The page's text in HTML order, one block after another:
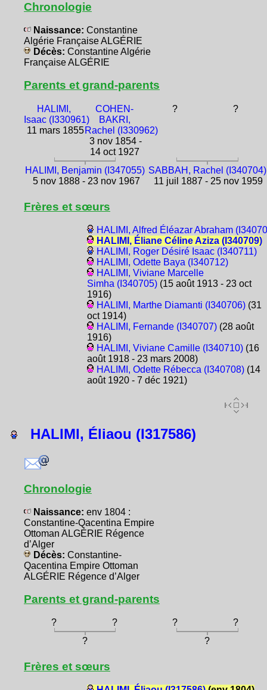
Chronologie
Naissance: Constantine
Algérie Française ALGÉRIE
Décès: Constantine Algérie
Française ALGÉRIE
Parents et grand-parents
HALIMI,
Isaac (I330961)
11 mars 1855
COHEN-
BAKRI,
Rachel (I330962)
3 nov 1854 -
14 oct 1927
? ?
HALIMI, Benjamin (I347055)
5 nov 1888 - 23 nov 1967
SABBAH, Rachel (I340704)
11 juil 1887 - 25 nov 1959
Frères et sœurs
HALIMI, Alfred Éléazar Abraham
HALIMI, Éliane Céline Aziza (I340709)
HALIMI, Roger Désiré Isaac (I340711)
HALIMI, Odette Baya (I340712)
HALIMI, Viviane Marcelle
Simha (I340705)(15 août 1913 - 23 oct
1916)
HALIMI, Marthe Diamanti (I340706)(31
oct 1914)
HALIMI, Fernande (I340707)(28 août
1916)
HALIMI, Viviane Camille (I340710)(16
août 1918 - 23 mars 2008)
HALIMI, Odette Rébecca (I340708)(14
août 1920 - 7 déc 1921)
HALIMI, Éliaou (I317586)
Chronologie
Naissance: env 1804 :
Constantine-Qacentina Empire
Ottoman ALGÉRIE Régence
d’Alger
Décès: Constantine-
Qacentina Empire Ottoman
ALGÉRIE Régence d’Alger
Parents et grand-parents
? ? ?
?
?
?
Frères et sœurs